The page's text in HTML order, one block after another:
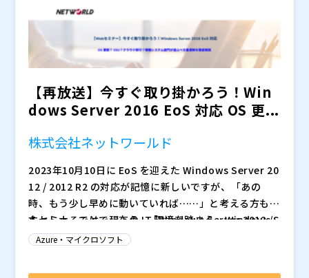
みをお断りする場合がございます。
株式会社ネットワールド 技
術本部 ソリューションアーキテクト部 後
藤 諭史
株式会社ランドコンピュータ
ビジネス基盤事業本部 東日本インフラ事業部
クラウドビジネス室 松岡 智也
※プログラムは、予告なく変更する場合がございます。
株式会社ネットワールド（）
・・・
株式会社ランドコンピュータ（）
株式会社オープンソース活用研究所（ ）
マジセミ株式会社（）
※共催、協賛、協力、講演企業は将来的に追加、削除さ
れる可能性があります。
【再放送】今すぐ取り掛かろう！Win
dows Server 2016 EoS 対応 OS 更...
株式会社ネットワールド
2023年10月10日に EoS を迎えた Windows Server 20
12 / 2012 R2 の対応が記憶に新しいですが、「あの
時、もう少し早めに動いていれば……」と考える方もい
らっしゃることでしょう。「Windows Server 2012 /
2012 R2 の EoS 対応でノウハウがあるから大丈夫」と
本セミナーでは、現在の IT 環境を踏まえ、Windows S
erver 2016 が EoS を迎えるにあたっての課題と選択肢
Azure・マイクロソフト